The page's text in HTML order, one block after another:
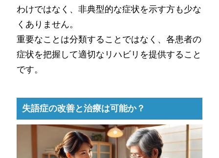
わけではなく、非典型的な症状を示す方も少な
くありません。
重要なことは分類することではなく、各患者の
症状を把握して適切なリハビリを提供すること
です。
失語症の改善と治療は可能か？